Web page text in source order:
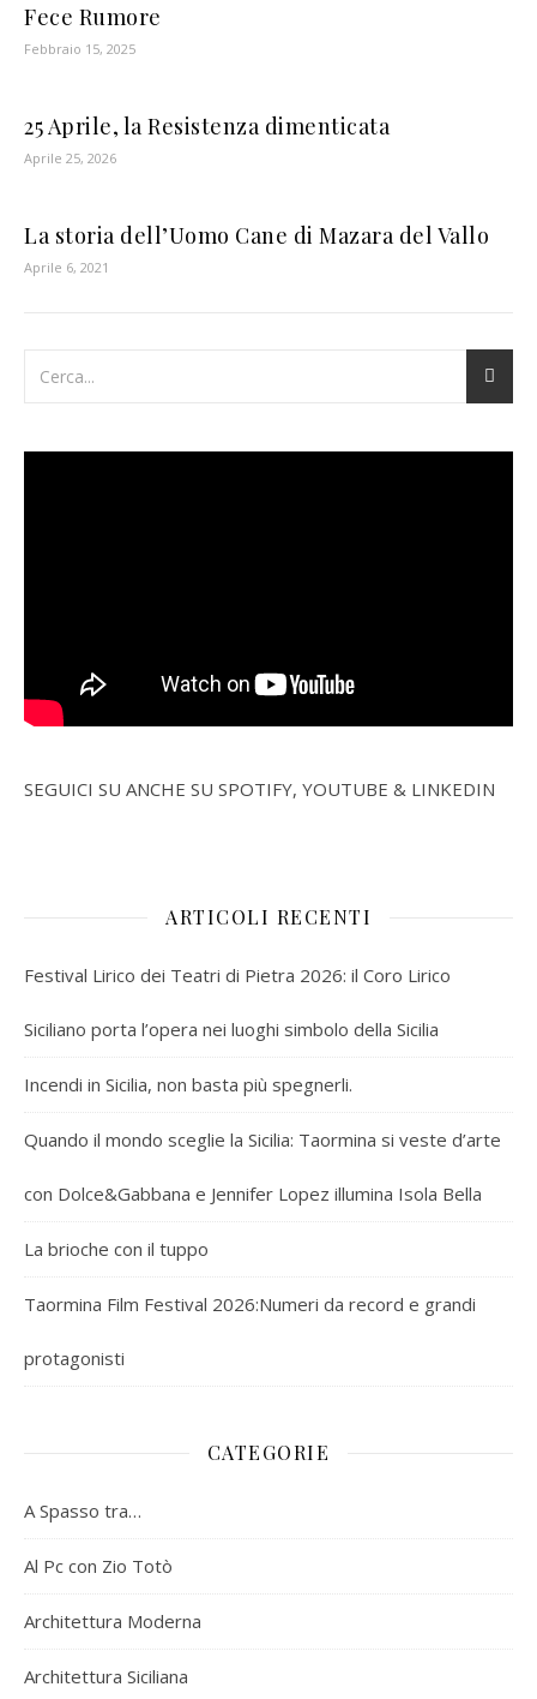
Fece Rumore
Febbraio 15, 2025
25 Aprile, la Resistenza dimenticata
Aprile 25, 2026
La storia dell’Uomo Cane di Mazara del Vallo
Aprile 6, 2021
SEGUICI SU ANCHE SU SPOTIFY, YOUTUBE & LINKEDIN
ARTICOLI RECENTI
Festival Lirico dei Teatri di Pietra 2026: il Coro Lirico
Siciliano porta l’opera nei luoghi simbolo della Sicilia
Incendi in Sicilia, non basta più spegnerli.
Quando il mondo sceglie la Sicilia: Taormina si veste d’arte
con Dolce&Gabbana e Jennifer Lopez illumina Isola Bella
La brioche con il tuppo
Taormina Film Festival 2026:Numeri da record e grandi
protagonisti
CATEGORIE
A Spasso tra…
Al Pc con Zio Totò
Architettura Moderna
Architettura Siciliana